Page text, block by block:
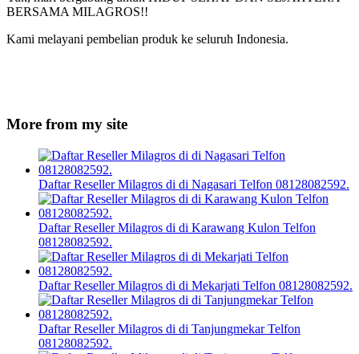
BERSAMA MILAGROS!!
Kami melayani pembelian produk ke seluruh Indonesia.
More from my site
Daftar Reseller Milagros di di Nagasari Telfon 08128082592.
Daftar Reseller Milagros di di Karawang Kulon Telfon
08128082592.
Daftar Reseller Milagros di di Mekarjati Telfon 08128082592.
Daftar Reseller Milagros di di Tanjungmekar Telfon
08128082592.